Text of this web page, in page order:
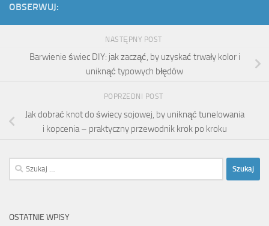
OBSERWUJ:
NASTĘPNY POST
Barwienie świec DIY: jak zacząć, by uzyskać trwały kolor i
uniknąć typowych błędów
POPRZEDNI POST
Jak dobrać knot do świecy sojowej, by uniknąć tunelowania
i kopcenia – praktyczny przewodnik krok po kroku
Szukaj:
OSTATNIE WPISY